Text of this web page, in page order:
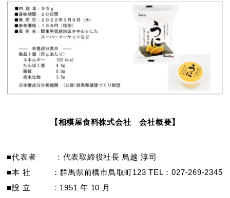
【相模屋食料株式会社 会社概要】
■代表者 ：代表取締役社長 鳥越 淳司
■本 社 ：群馬県前橋市鳥取町123 TEL：027-269-2345
■設 立 ：1951 年 10 月